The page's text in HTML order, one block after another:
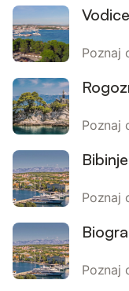
Vodice
Bibinje